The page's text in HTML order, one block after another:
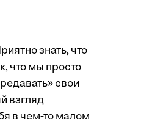
знать, что
что мы просто
свои
взгляд